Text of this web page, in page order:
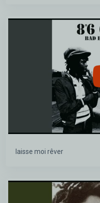
laisse moi rêver